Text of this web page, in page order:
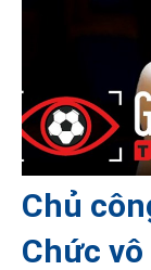
Chủ
Chức vô